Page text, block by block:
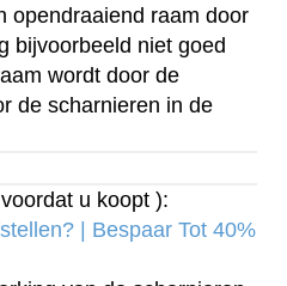
opendraaiend raam door
bijvoorbeeld niet goed
wordt door de
de scharnieren in de
u koopt ):
| Bespaar Tot 40%‎